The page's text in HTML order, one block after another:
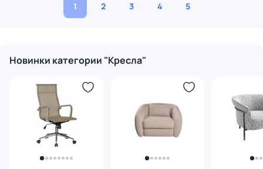
1 2 3 4 5
Новинки категории "Кресла"